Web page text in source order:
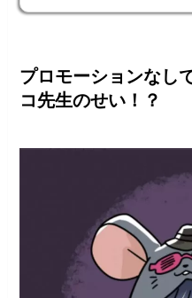
プロモーションなし
コ先生のせい！？